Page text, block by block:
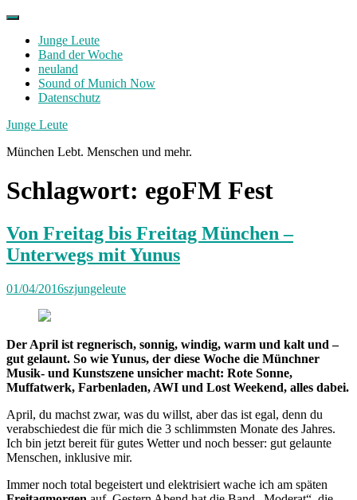
Skip
contentJunge Leute
Band der Woche
neuland
Sound of Munich Now
Datenschutz
Facebook
Twitter
Instagram
Junge Leute
München Lebt. Menschen und mehr.
Schlagwort: egoFM Fest
Von Freitag bis Freitag München –
Unterwegs mit Yunus
01/04/2016szjungeleute
Der April ist regnerisch, sonnig, windig, warm und kalt und –
gut gelaunt. So wie Yunus, der diese Woche die Münchner
Musik- und Kunstszene unsicher macht: Rote Sonne,
Muffatwerk, Farbenladen, AWI und Lost Weekend, alles dabei.
April, du machst zwar, was du willst, aber das ist egal, denn du
verabschiedest die für mich die 3 schlimmsten Monate des Jahres.
Ich bin jetzt bereit für gutes Wetter und noch besser: gut gelaunte
Menschen, inklusive mir.
Immer noch total begeistert und elektrisiert wache ich am späten